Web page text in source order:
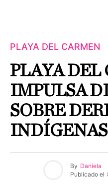
PLAYA DEL CARMEN
PLAYA DEL
IMPULSA
SOBRE
INDÍGENAS
By Daniela
Publicado el